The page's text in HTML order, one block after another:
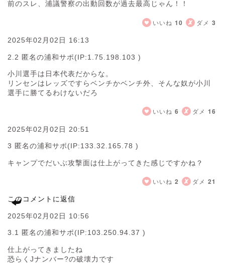
前のスレ、浦議警察の出動回数が過去最高じゃん！！
いいね 10 ダメ 3
2025年02月02日 16:13
2.2 匿名の浦和サポ(IP:1.75.198.103 )
小川選手は日本代表だからな。
リンセンはレッズですらベンチかベンチ外、そんな奴が小川
選手に勝てるわけないだろ
いいね 6 ダメ 16
2025年02月02日 20:51
3 匿名の浦和サポ(IP:133.32.165.78 )
キャンプでだいぶ攻撃面は仕上がってきた感じですかね？
いいね 2 ダメ 21
このコメントに返信
2025年02月02日 10:56
3.1 匿名の浦和サポ(IP:103.250.94.37 )
仕上がってきましたね
恐らくJナンバー?の破壊力です